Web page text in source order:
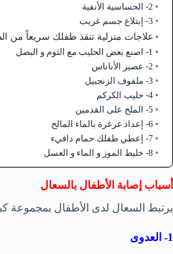
2- الحساسية الأنفية
3- إبتلاع جسم غريب
علاجات منزلية تنقذ طفلك سريعاً من
1- اصنع بعض الحليب مع الثوم و البصل
2- عصير الأناناس
3- ملفوف الزنجبيل
4- حليب الكركم
5- الملح على القدمين
6- إعداد غرغرة بالماء المالح
7- إعطي طفلك حمام دافيء
8- خليط الموز و الماء و العسل
أسباب إصابة الأطفال بالسعال
يرتبط السعال لدى الأطفال بمجموعة
1- العدوى